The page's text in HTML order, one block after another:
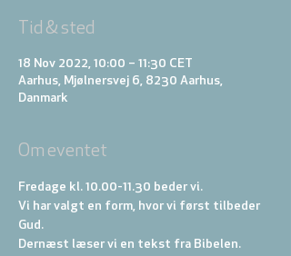
Tid & sted
18 Nov 2022, 10:00 – 11:30 CET
Aarhus, Mjølnersvej 6, 8230 Aarhus,
Danmark
Om eventet
Fredage kl. 10.00-11.30 beder vi.
Vi har valgt en form, hvor vi først tilbeder
Gud.
Dernæst læser vi en tekst fra Bibelen.